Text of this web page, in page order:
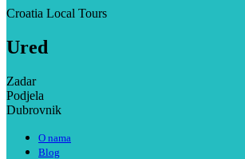
Croatia Local Tours
Ured
Zadar
Podjela
Dubrovnik
O nama
Blog